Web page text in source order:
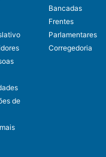
de
Bancadas
Frentes
Parlamentares
Corregedoria